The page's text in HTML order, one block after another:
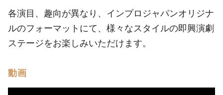
各演目、趣向が異なり、インプロジャパンオリジナ
ルのフォーマットにて、様々なスタイルの即興演劇
ステージをお楽しみいただけます。
動画